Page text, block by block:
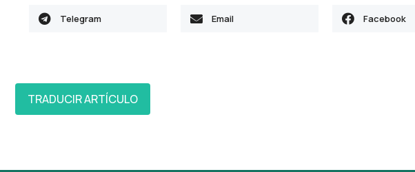
Telegram Email Facebook
TRADUCIR ARTÍCULO